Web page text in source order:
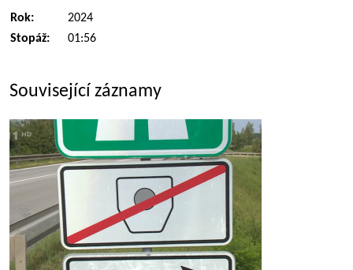
Rok:
2024
Stopáž:
01:56
Související záznamy